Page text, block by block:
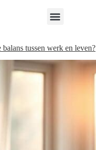
tussen werk en leven?